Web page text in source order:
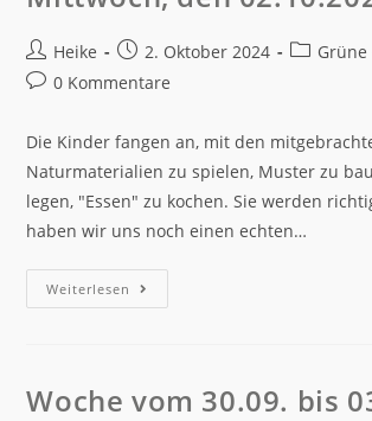
Heike 2. Oktober 2024
Grüne
0 Kommentare
Die Kinder fangen an, mit den
Naturmaterialien zu spielen, Muster zu
legen, "Essen" zu kochen. Sie werden
haben wir uns noch einen echten…
Weiterlesen
Woche vom 30.09. bis